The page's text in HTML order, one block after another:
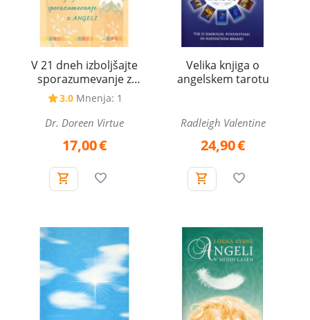
V 21 dneh izboljšajte
sporazumevanje z
angeli
3.0 Mnenja: 1
Dr. Doreen Virtue
17,00€
Velika knjiga o
angelskem tarotu
Radleigh Valentine
24,90€